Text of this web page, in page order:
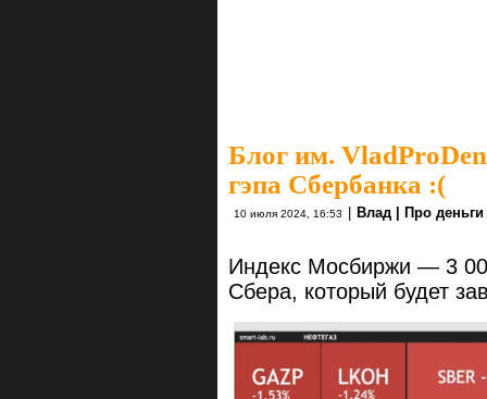
Блог им.
гэпа Сбербанка :(
10 июля 2024, 16:53 | Влад | Про деньги
Индекс Мосбиржи — 3
Сбера, который будет